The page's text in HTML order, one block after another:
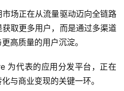
场正在从流量驱动迈向全链路
取更多用户，而是通过多渠道
高质量的用户沉淀。
为代表的应用分发平台，正在
与商业变现的关键一环。